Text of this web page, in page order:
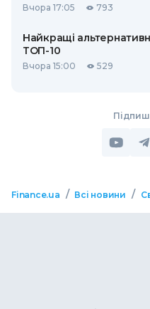
Вчора 17:05 793
Найкращі
ТОП-10
Вчора 15:00 529
Finance.ua / Всі новини /